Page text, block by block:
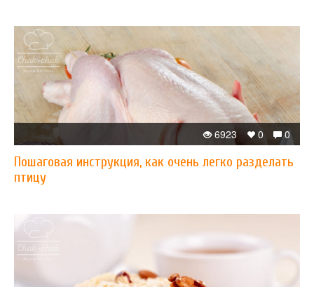
0
0
6923
Пошаговая инструкция, как очень легко разделать
птицу